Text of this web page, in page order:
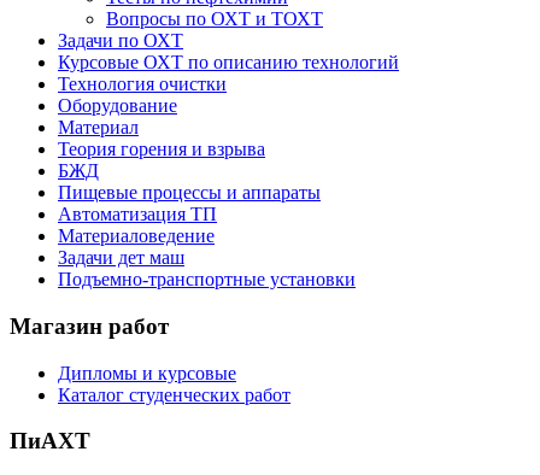
Вопросы по ОХТ и ТОХТ
Задачи по ОХТ
Курсовые ОХТ по описанию технологий
Технология очистки
Оборудование
Материал
Теория горения и взрыва
БЖД
Пищевые процессы и аппараты
Автоматизация ТП
Материаловедение
Задачи дет маш
Подъемно-транспортные установки
Магазин работ
Дипломы и курсовые
Каталог студенческих работ
ПиАХТ